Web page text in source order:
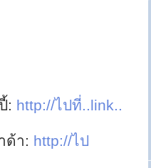
: http://ไปที่..link..
ด้า: http://ไป